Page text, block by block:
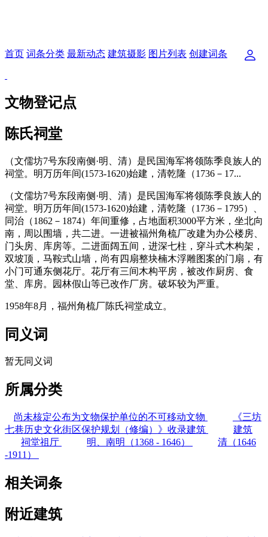
首页 词条分类 最新动态 建筑摄影 图片列表 创建词条
文物登记点
陈氏祠堂
（文儒坊7号东段南侧·明、清）是民国海军将领陈季良族人的
祠堂。明万历年间(1573-1620)始建，清乾隆（1736－17...
（文儒坊7号东段南侧·明、清）是民国海军将领陈季良族人的
祠堂。明万历年间(1573-1620)始建，清乾隆（1736－1795）、
同治（1862－1874）年间重修，占地面积3000平方米，坐北向
南，周以围墙，共二进。一进被福州角梳厂改建为办公楼房、
门头房、库房等。二进面阔五间，进深七柱，穿斗式木构架，
双坡顶，马鞍式山墙，尚有四扇整块楠木浮雕图案的门扇，有
小门可通东侧花厅。花厅有三间木构平房，被改作厨房、食
堂、库房。园林假山等已改作厂房。破坏较为严重。
1958年8月，福州角梳厂陈氏祠堂成立。
同义词
暂无同义词
所属分类
尚未核定公布为文物保护单位的不可移动文物
《三坊
七巷历史文化街区保护规划（修编）》收录建筑
建筑
祠堂祖厅
明、南明（1368 - 1646）
清（1646
-1911）
相关词条
附近建筑